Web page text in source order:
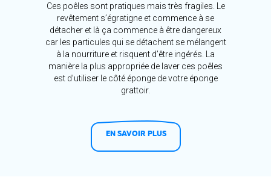
Ces poêles sont pratiques mais très fragiles. Le
revêtement s’égratigne et commence à se
détacher et là ça commence à être dangereux
car les particules qui se détachent se mélangent
à la nourriture et risquent d’être ingérés. La
manière la plus appropriée de laver ces poêles
est d’utiliser le côté éponge de votre éponge
grattoir.
EN SAVOIR PLUS